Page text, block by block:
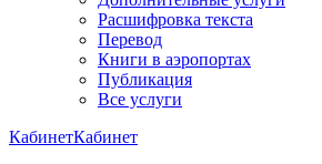
Расшифровка текста
Перевод
Книги в аэропортах
Публикация
Все услуги
КабинетКабинет